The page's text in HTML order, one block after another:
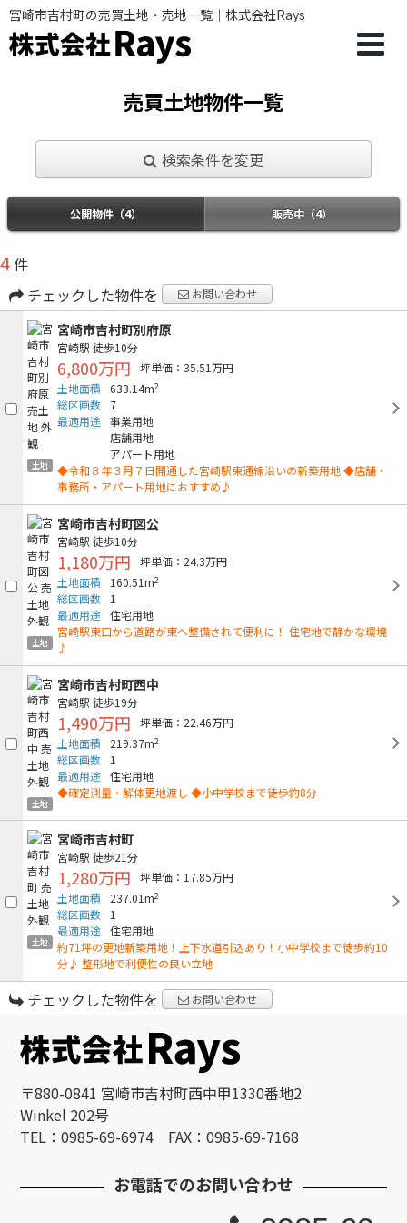
宮崎市吉村町の売買土地・売地一覧｜株式会社Rays
売買土地物件一覧
検索条件を変更
公開物件（4） 販売中（4）
4件
チェックした物件を
お問い合わせ
土地
宮崎市吉村町別府原
宮崎駅 徒歩10分
6,800万円
坪単価：35.51万円
土地面積
633.14m2
総区画数
7
最適用途 事業用地
店舗用地
アパート用地
◆令和８年３月７日開通した宮崎駅東通線沿いの新築用地 ◆店舗・
事務所・アパート用地におすすめ♪
土地
宮崎市吉村町図公
宮崎駅 徒歩10分
1,180万円
坪単価：24.3万円
土地面積
160.51m2
総区画数
1
最適用途 住宅用地
宮崎駅東口から道路が東へ整備されて便利に！ 住宅地で静かな環境
♪
土地
宮崎市吉村町西中
宮崎駅 徒歩19分
1,490万円
坪単価：22.46万円
土地面積
219.37m2
総区画数
1
最適用途 住宅用地
◆確定測量・解体更地渡し ◆小中学校まで徒歩約8分
土地
宮崎市吉村町
宮崎駅 徒歩21分
1,280万円
坪単価：17.85万円
土地面積
237.01m2
総区画数
1
最適用途 住宅用地
約71坪の更地新築用地！上下水道引込あり！小中学校まで徒歩約10
分♪ 整形地で利便性の良い立地
チェックした物件を お問い合わせ
〒880-0841 宮崎市吉村町西中甲1330番地2
Winkel 202号
TEL：0985-69-6974 FAX：0985-69-7168
お電話でのお問い合わせ